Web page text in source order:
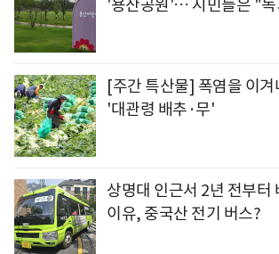
'용산공원'… 시민들은 "녹
[주간 특산물] 폭염을 이
'대관령 배추·무'
상명대 인근서 2년 전부터
이유, 중국산 전기 버스?